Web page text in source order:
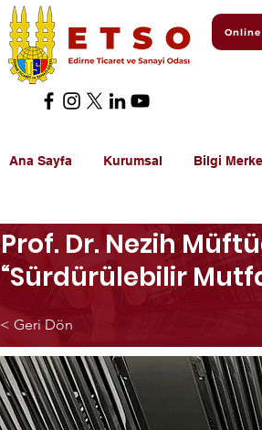
Ana Sayfa Kurumsal Bilgi
Prof. Dr. Nezih
“Sürdürülebilir
< Geri Dön